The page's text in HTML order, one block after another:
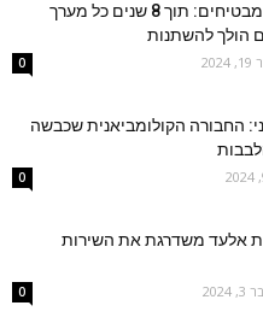
במשרד התחבורה מבטיחים: תוך 8 שנים כל מערך
הולך להשתנות
0
החבורה הקולומביאנית שכבשה
0
אלעד משדרגת את השירות
0